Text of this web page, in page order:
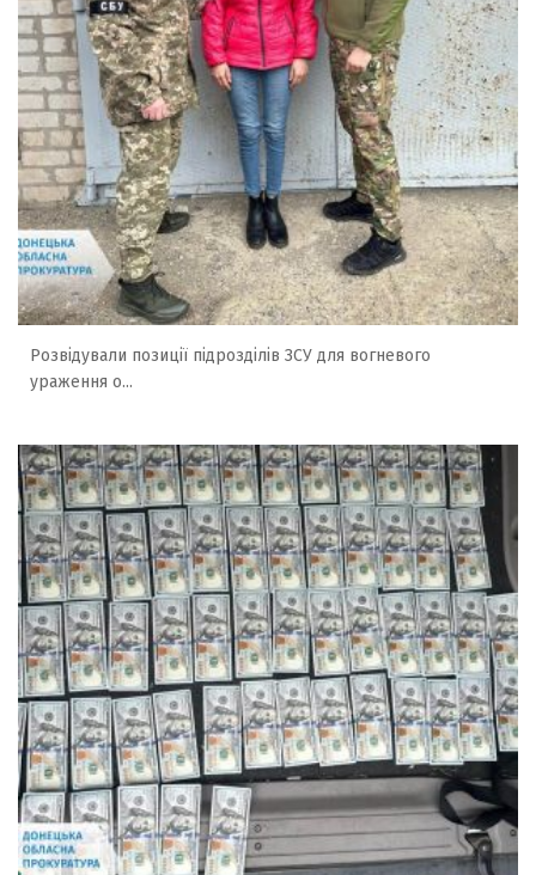
Розвідували позиції підрозділів ЗСУ для вогневого
ураження о...